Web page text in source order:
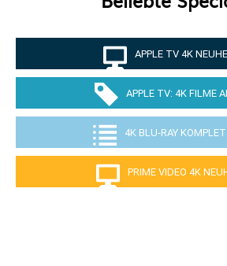
APPLE TV 4K
APPLE TV: 4K FILME
4K BLU-RAY
PRIME VIDEO 4K